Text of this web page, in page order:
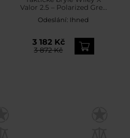
Valor 2.5 – Polarized Grey
/ Matte Black
Odeslání: Ihned
3 182 Kč
3 872 Kč